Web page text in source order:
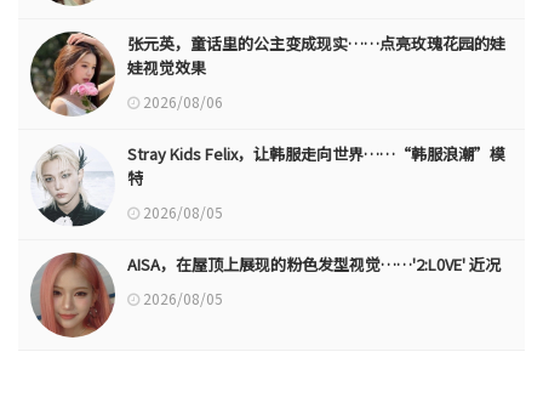
张元英，童话里的公主变成现实……点亮玫瑰花园的娃
娃视觉效果
2026/08/06
Stray Kids Felix，让韩服走向世界……“韩服浪潮”模
特
2026/08/05
AISA，在屋顶上展现的粉色发型视觉……'2:L0VE' 近况
2026/08/05